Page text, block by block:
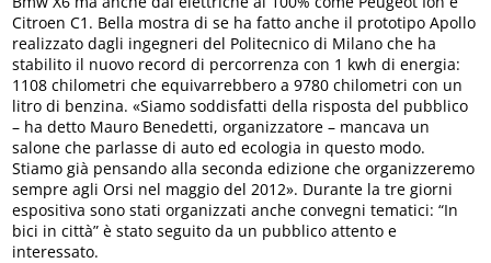
Citroen C1. Bella mostra di se ha fatto anche il prototipo Apollo
realizzato dagli ingegneri del Politecnico di Milano che ha
stabilito il nuovo record di percorrenza con 1 kwh di energia:
1108 chilometri che equivarrebbero a 9780 chilometri con un
litro di benzina. «Siamo soddisfatti della risposta del pubblico
– ha detto Mauro Benedetti, organizzatore – mancava un
salone che parlasse di auto ed ecologia in questo modo.
Stiamo già pensando alla seconda edizione che organizzeremo
sempre agli Orsi nel maggio del 2012». Durante la tre giorni
espositiva sono stati organizzati anche convegni tematici: “In
bici in città” è stato seguito da un pubblico attento e
interessato.